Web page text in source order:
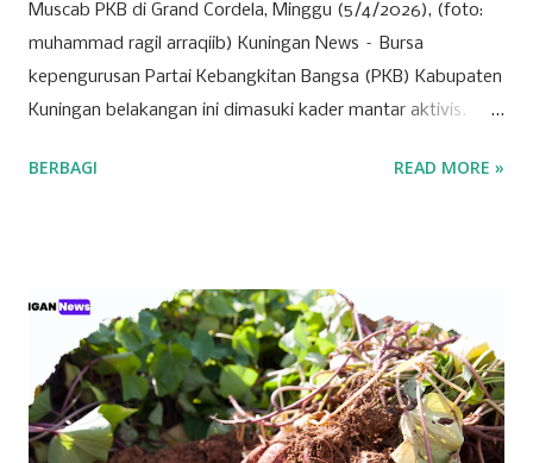
Muscab PKB di Grand Cordela, Minggu (5/4/2026), (foto:
muhammad ragil arraqiib) Kuningan News – Bursa
kepengurusan Partai Kebangkitan Bangsa (PKB) Kabupaten
Kuningan belakangan ini dimasuki kader mantar aktivis.
semakin menunjukkan wajah barunya sebagai partai yang
tersebut. Drs. H. Ujang Kosasih, Ketua PKB Kuningan,
menyebut PKB saat ini adalah wadah bagi seluruh warga
negara tanpa melihat latar belakang organisasi maupun
agama. Fenomena menarik perhatian adalah bergabungnya
sejumlah nama besar dari kalangan aktivis muda, seperti
BERBAGI READ MORE »